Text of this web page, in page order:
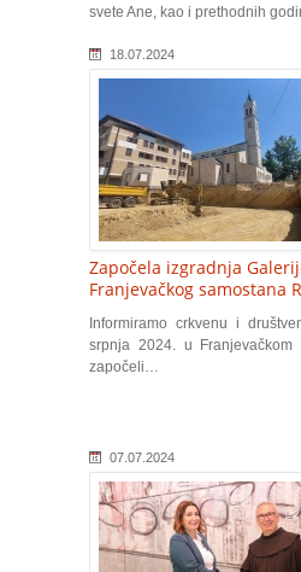
svete Ane, kao i prethodnih
18.07.2024
Započela izgradnja
Franjevačkog samostana
Informiramo crkvenu i
srpnja 2024. u Franjevačkom
započeli…
07.07.2024